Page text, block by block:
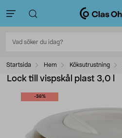
Startsida Hem Köksutrustning
Lock till vispskål plast 3,0 l
-38%